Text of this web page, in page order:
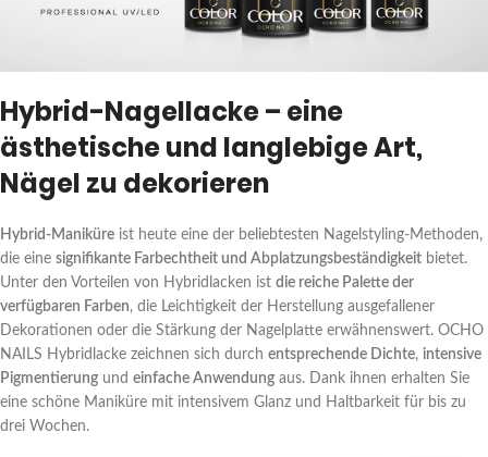
Hybrid-Nagellacke – eine
ästhetische und langlebige Art,
Nägel zu dekorieren
Hybrid-Maniküre ist heute eine der beliebtesten Nagelstyling-Methoden,
die eine signifikante Farbechtheit und Abplatzungsbeständigkeit bietet.
Unter den Vorteilen von Hybridlacken ist die reiche Palette der
verfügbaren Farben, die Leichtigkeit der Herstellung ausgefallener
Dekorationen oder die Stärkung der Nagelplatte erwähnenswert. OCHO
NAILS Hybridlacke zeichnen sich durch entsprechende Dichte, intensive
Pigmentierung und einfache Anwendung aus. Dank ihnen erhalten Sie
eine schöne Maniküre mit intensivem Glanz und Haltbarkeit für bis zu
drei Wochen.